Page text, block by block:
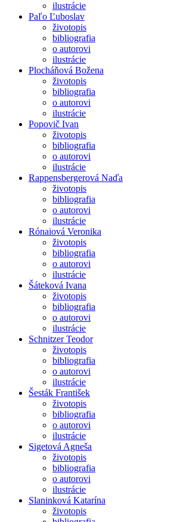
ilustrácie
Paľo Ľuboslav
životopis
bibliografia
o autorovi
ilustrácie
Plocháňová Božena
životopis
bibliografia
o autorovi
ilustrácie
Popovič Ivan
životopis
bibliografia
o autorovi
ilustrácie
Rappensbergerová Naďa
životopis
bibliografia
o autorovi
ilustrácie
Rónaiová Veronika
životopis
bibliografia
o autorovi
ilustrácie
Šáteková Ivana
životopis
bibliografia
o autorovi
ilustrácie
Schnitzer Teodor
životopis
bibliografia
o autorovi
ilustrácie
Šesták František
životopis
bibliografia
o autorovi
ilustrácie
Sigetová Agneša
životopis
bibliografia
o autorovi
ilustrácie
Slaninková Katarína
životopis